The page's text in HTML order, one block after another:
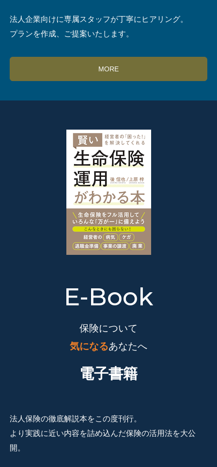
法人企業向けに専属スタッフが丁寧にヒアリング。
プランを作成、ご提案いたします。
MORE
E-Book
保険について
気になるあなたへ
電子書籍
法人保険の徹底解説本をこの度刊行。
より実践に近い内容を詰め込んだ保険の活用法を大公
開。